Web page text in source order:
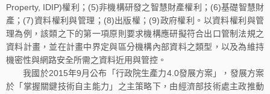
Property, IDIP)權利；(5)非機構研發之智慧財產權利；(6)基礎智慧財
產；(7)資料權利與管理；(8)出版權；(9)政府權利。以資料權利與管
理為例，該類之下的第一項原則要求機構應研擬符合出口管制法規之
資料計畫，並在計畫中界定與區分機構內部資料之類型，以及為維持
機密性與網路安全所需之資料近用與管控。
我國於2015年9月公布「行政院生產力4.0發展方案」，發展方案
於「掌握關鍵技術自主能力」之主策略下，由經濟部技術處主政推動